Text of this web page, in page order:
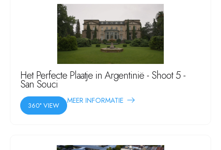
Het Perfecte Plaatje in Argentinië - Shoot 5 -
San Souci
360° VIEW
MEER INFORMATIE